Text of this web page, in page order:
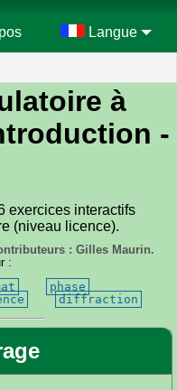
Langue
à
-
exercices interactifs
(niveau licence).
: Gilles Maurin.
:
phase
diffraction